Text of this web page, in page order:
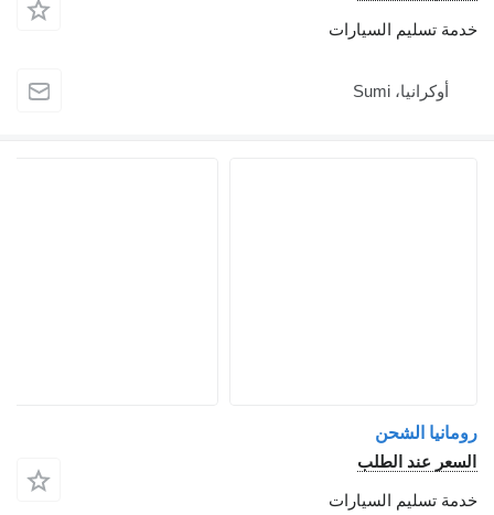
خدمة تسليم السيارات
أوكرانيا، Sumi
رومانيا الشحن
السعر عند الطلب
خدمة تسليم السيارات